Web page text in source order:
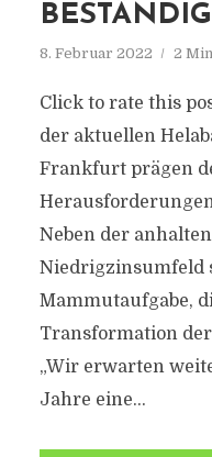
8. Februar 2022 2
Click to rate this
der aktuellen
Frankfurt prägen
Neben der
Niedrigzinsumfeld
Mammutaufgabe,
Transformation
„Wir erwarten
Jahre eine...